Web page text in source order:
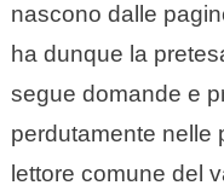
nascono dalle
ha dunque la
segue domande e
perdutamente nelle
lettore comune del